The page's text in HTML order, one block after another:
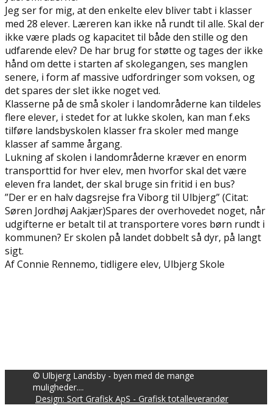
Jeg ser for mig, at den enkelte elev bliver tabt i klasser
med 28 elever. Læreren kan ikke nå rundt til alle. Skal der
ikke være plads og kapacitet til både den stille og den
udfarende elev? De har brug for støtte og tages der ikke
hånd om dette i starten af skolegangen, ses manglen
senere, i form af massive udfordringer som voksen, og
det spares der slet ikke noget ved.
Klasserne på de små skoler i landområderne kan tildeles
flere elever, i stedet for at lukke skolen, kan man f.eks
tilføre landsbyskolen klasser fra skoler med mange
klasser af samme årgang.
Lukning af skolen i landområderne kræver en enorm
transporttid for hver elev, men hvorfor skal det være
eleven fra landet, der skal bruge sin fritid i en bus?
”Der er en halv dagsrejse fra Viborg til Ulbjerg” (Citat:
Søren Jordhøj Aakjær)Spares der overhovedet noget, når
udgifterne er betalt til at transportere vores børn rundt i
kommunen? Er skolen på landet dobbelt så dyr, på langt
sigt.
Af Connie Rennemo, tidligere elev, Ulbjerg Skole
© Ulbjerg Landsby - byen med de mange
muligheder....
Design: Sort Grafisk ApS - Grafisk totalleverandør